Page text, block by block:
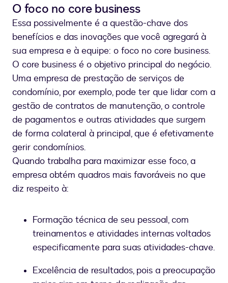
O foco no core business
Essa possivelmente é a questão-chave dos
benefícios e das inovações que você agregará à
sua empresa e à equipe: o foco no core business.
O core business é o objetivo principal do negócio.
Uma empresa de prestação de serviços de
condomínio, por exemplo, pode ter que lidar com a
gestão de contratos de manutenção, o controle
de pagamentos e outras atividades que surgem
de forma colateral à principal, que é efetivamente
gerir condomínios.
Quando trabalha para maximizar esse foco, a
empresa obtém quadros mais favoráveis no que
diz respeito à:
Formação técnica de seu pessoal, com
treinamentos e atividades internas voltados
especificamente para suas atividades-chave.
Excelência de resultados, pois a preocupação